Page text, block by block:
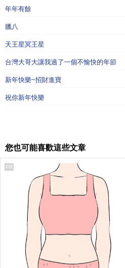
年年有餘
臘八
天王星冥王星
台灣大哥大讓我過了一個不愉快的年節
新年快樂~招財進寶
祝你新年快樂
您也可能喜歡這些文章
PR